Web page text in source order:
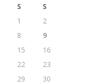
S
S
1
2
8
9
15
16
22
23
29
30